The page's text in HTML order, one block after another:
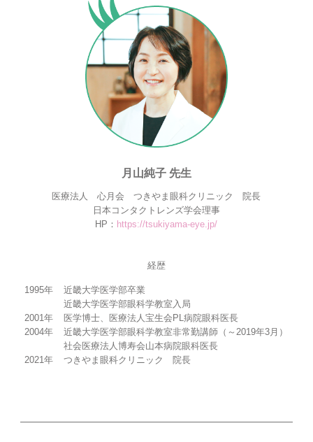
月山純子 先生
医療法人 心月会 つきやま眼科クリニック 院長
日本コンタクトレンズ学会理事
HP： https://tsukiyama-eye.jp/
経歴
1995年
近畿大学医学部卒業
近畿大学医学部眼科学教室入局
2001年
医学博士、医療法人宝生会PL病院眼科医長
2004年
近畿大学医学部眼科学教室非常勤講師（～2019年3月）
社会医療法人博寿会山本病院眼科医長
2021年
つきやま眼科クリニック 院長